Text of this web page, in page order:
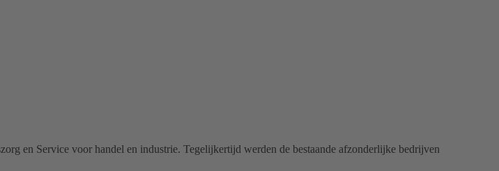
en Service voor handel en industrie. Tegelijkertijd werden de bestaande afzonderlijke bedrijven